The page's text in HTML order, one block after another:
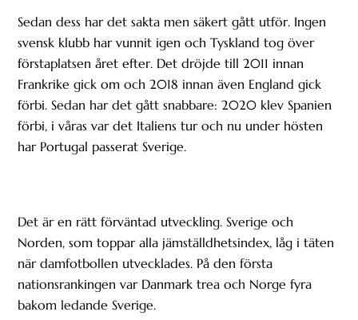
Sedan dess har det sakta men säkert gått utför. Ingen
svensk klubb har vunnit igen och Tyskland tog över
förstaplatsen året efter. Det dröjde till 2011 innan
Frankrike gick om och 2018 innan även England gick
förbi. Sedan har det gått snabbare: 2020 klev Spanien
förbi, i våras var det Italiens tur och nu under hösten
har Portugal passerat Sverige.
Det är en rätt förväntad utveckling. Sverige och
Norden, som toppar alla jämställdhetsindex, låg i täten
när damfotbollen utvecklades. På den första
nationsrankingen var Danmark trea och Norge fyra
bakom ledande Sverige.